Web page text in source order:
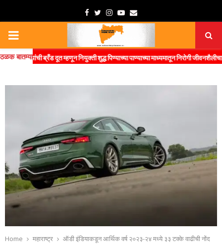
Facebook
TwitterInstagram
Youtube
Email
PRIMARY
MENU
ठळक बातम्या
ब्रँड दूत म्हणून नियुक्ती शुद्ध पिण्याच्या पाण्याच्या माध्यमातून निरोगी जीवनशैलीचा संदेश
Home महाराष्ट्र ऑडी इंडियाकडून आर्थिक वर्ष २०२३-२४ मध्‍ये ३३ टक्‍के वाढीची नोंद